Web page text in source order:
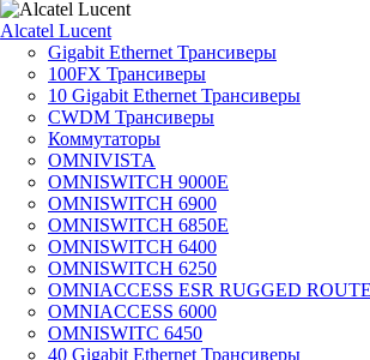
Alcatel Lucent
Gigabit Ethernet Трансиверы
100FX Трансиверы
10 Gigabit Ethernet Трансиверы
CWDM Трансиверы
Коммутаторы
OMNIVISTA
OMNISWITCH 9000E
OMNISWITCH 6900
OMNISWITCH 6850E
OMNISWITCH 6400
OMNISWITCH 6250
OMNIACCESS ESR RUGGED
OMNIACCESS 6000
OMNISWITC 6450
40 Gigabit Ethernet Трансиверы